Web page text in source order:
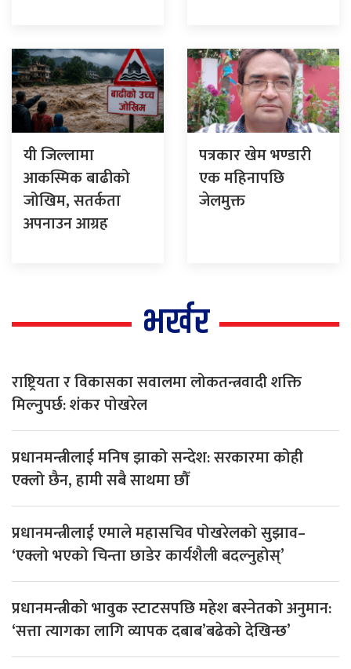
यी जिल्लामा
आकस्मिक बाढीको
जोखिम, सतर्कता
अपनाउन आग्रह
पत्रकार खेम भण्डारी
एक महिनापछि
जेलमुक्त
भर्खर
राष्ट्रियता र विकासका सवालमा लोकतन्त्रवादी शक्ति
मिल्नुपर्छ: शंकर पोखरेल
प्रधानमन्त्रीलाई मनिष झाको सन्देश: सरकारमा कोही
एक्लो छैन, हामी सबै साथमा छौँ
प्रधानमन्त्रीलाई एमाले महासचिव पोखरेलको सुझाव–
‘एक्लो भएको चिन्ता छाडेर कार्यशैली बदल्नुहोस्’
प्रधानमन्त्रीको भावुक स्टाटसपछि महेश बस्नेतको अनुमान:
‘सत्ता त्यागका लागि व्यापक दबाब’बढेको देखिन्छ’